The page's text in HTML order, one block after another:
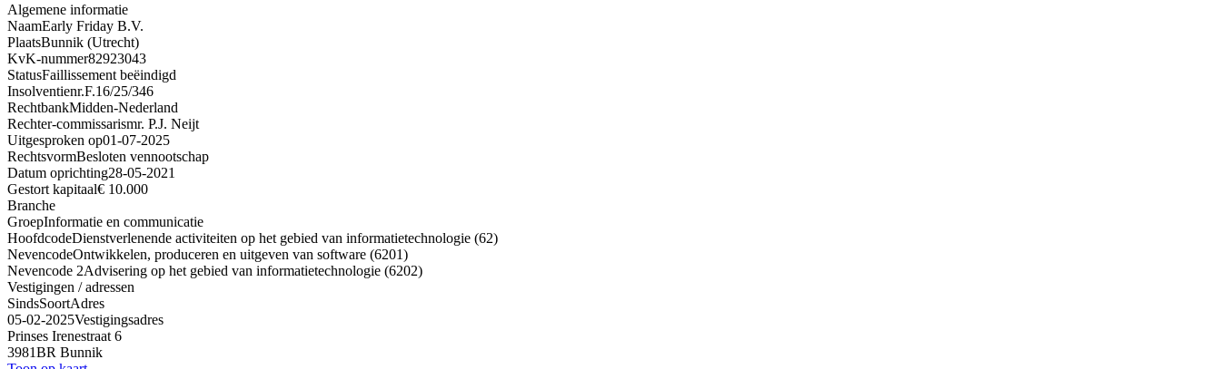
Algemene informatie
NaamEarly Friday B.V.
PlaatsBunnik (Utrecht)
KvK-nummer82923043
StatusFaillissement beëindigd
Insolventienr.F.16/25/346
RechtbankMidden-Nederland
Rechter-commissarismr. P.J. Neijt
Uitgesproken op01-07-2025
RechtsvormBesloten vennootschap
Datum oprichting28-05-2021
Gestort kapitaal€ 10.000
Branche
GroepInformatie en communicatie
HoofdcodeDienstverlenende activiteiten op het gebied van informatietechnologie (62)
NevencodeOntwikkelen, produceren en uitgeven van software (6201)
Nevencode 2Advisering op het gebied van informatietechnologie (6202)
Vestigingen / adressen
SindsSoortAdres
05-02-2025Vestigingsadres
Prinses Irenestraat 6
3981BR Bunnik